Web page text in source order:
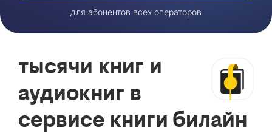
для абонентов всех операторов
тысячи книг и
аудиокниг в
сервисе книги билайн